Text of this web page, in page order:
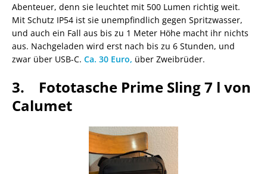
Abenteuer, denn sie leuchtet mit 500 Lumen richtig weit.
Mit Schutz IP54 ist sie unempfindlich gegen Spritzwasser,
und auch ein Fall aus bis zu 1 Meter Höhe macht ihr nichts
aus. Nachgeladen wird erst nach bis zu 6 Stunden, und
zwar über USB-C. Ca. 30 Euro, über Zweibrüder.
3. Fototasche Prime Sling 7 l von
Calumet